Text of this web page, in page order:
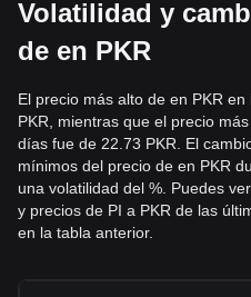
Volatilidad y
de en PKR
El precio más alto de en PKR
PKR, mientras que el precio
días fue de 22.73 PKR. El
mínimos del precio de en PKR
una volatilidad del %. Puedes
y precios de PI a PKR de las
en la tabla anterior.